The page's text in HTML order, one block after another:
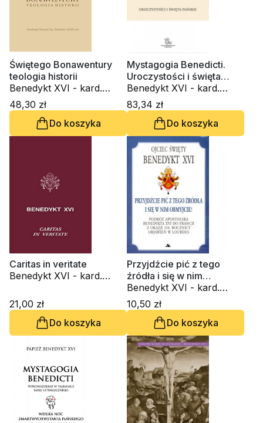
Świętego Bonawentury
teologia historii
Benedykt XVI - kard.
Joseph Ratzinger
48,30 zł
Do koszyka
Mystagogia Benedicti.
Uroczystości i święta
Pańskie
Benedykt XVI - kard.
Joseph Ratzinger
83,34 zł
Do koszyka
Caritas in veritate
Benedykt XVI - kard.
21,00 zł
Do koszyka
Przyjdźcie pić z tego
źródła i się w nim
obmyjcie
Benedykt XVI - kard.
Joseph Ratzinger
10,50 zł
Do koszyka